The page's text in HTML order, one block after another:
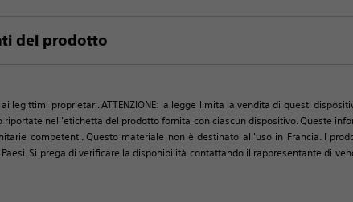
del prodotto
proprietari. ATTENZIONE: la legge limita la vendita di questi
nell'etichetta del prodotto fornita con ciascun dispositivo. Queste
competenti. Questo materiale non è destinato all'uso in Francia. I
Si prega di verificare la disponibilità contattando il rappresentante di